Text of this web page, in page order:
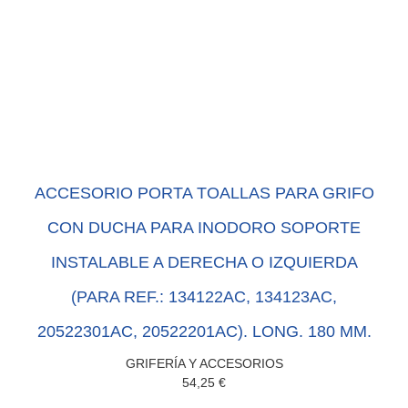
ACCESORIO PORTA TOALLAS PARA GRIFO
CON DUCHA PARA INODORO SOPORTE
INSTALABLE A DERECHA O IZQUIERDA
(PARA REF.: 134122AC, 134123AC,
20522301AC, 20522201AC). LONG. 180 MM.
GRIFERÍA Y ACCESORIOS
54,25 €